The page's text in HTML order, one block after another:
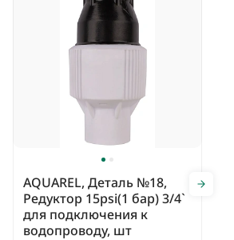
AQUAREL, Деталь №18,
Редуктор 15psi(1 бар) 3/4`
для подключения к
водопроводу, шт